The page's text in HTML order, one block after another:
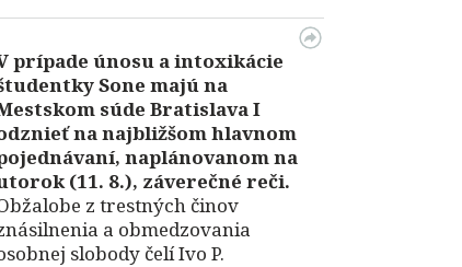
prípade únosu a intoxikácie
Sone majú na
súde Bratislava I
na najbližšom hlavnom
naplánovanom na
(11. 8.), záverečné reči.
z trestných činov
a obmedzovania
slobody čelí Ivo P.